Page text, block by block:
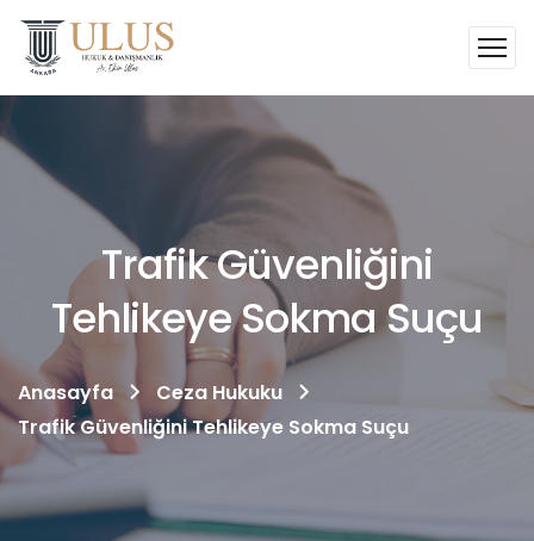
Trafik Güvenliğini
Tehlikeye Sokma Suçu
Anasayfa
Ceza Hukuku
Trafik Güvenliğini Tehlikeye Sokma Suçu